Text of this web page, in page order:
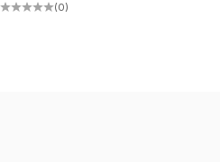
(0)